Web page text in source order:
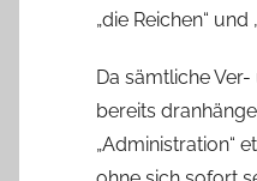
„die Reichen“ und
Da sämtliche
bereits
„Administration“